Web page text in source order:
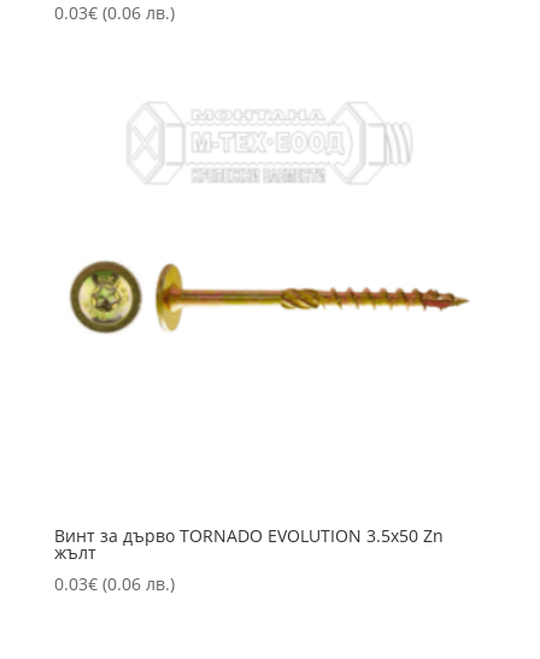
0.03€ (0.06 лв.)
Винт за дърво TORNADO EVOLUTION 3.5х50 Zn
жълт
0.03€ (0.06 лв.)